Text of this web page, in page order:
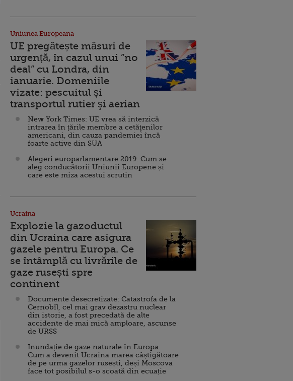
Uniunea Europeana
UE pregătește măsuri de
urgență, în cazul unui ”no
deal” cu Londra, din
ianuarie. Domeniile
vizate: pescuitul şi
transportul rutier şi aerian
New York Times: UE vrea să interzică
intrarea în țările membre a cetăţenilor
americani, din cauza pandemiei încă
foarte active din SUA
Alegeri europarlamentare 2019: Cum se
aleg conducătorii Uniunii Europene și
care este miza acestui scrutin
Ucraina
Explozie la gazoductul
din Ucraina care asigura
gazele pentru Europa. Ce
se întâmplă cu livrările de
gaze rusești spre
continent
Documente desecretizate: Catastrofa de la
Cernobîl, cel mai grav dezastru nuclear
din istorie, a fost precedată de alte
accidente de mai mică amploare, ascunse
de URSS
Inundație de gaze naturale în Europa.
Cum a devenit Ucraina marea câștigătoare
de pe urma gazelor rusești, deși Moscova
face tot posibilul s-o scoată din ecuație